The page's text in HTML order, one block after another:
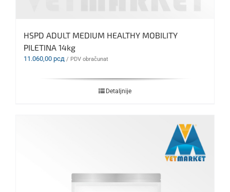
HSPD ADULT MEDIUM HEALTHY MOBILITY
PILETINA 14kg
11.060,00 рсд / PDV obračunat
Detaljnije